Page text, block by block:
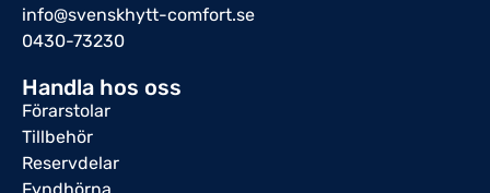
info@svenskhytt-comfort.se
0430-73230
Handla hos oss
Förarstolar
Tillbehör
Reservdelar